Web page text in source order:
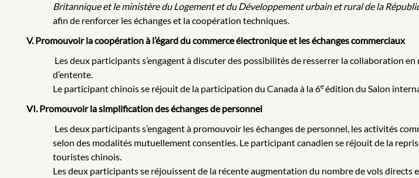
Britannique et le ministère du Logement et du Développement urbain et rural de la
afin de renforcer les échanges et la coopération techniques.
V. Promouvoir la coopération à l’égard du commerce électronique et les échanges commerciaux
Les deux participants s’engagent à discuter des possibilités de resserrer la collaboration
d’entente.
Le participant chinois se réjouit de la participation du Canada à la 6eédition du Salon
VI. Promouvoir la simplification des échanges de personnel
Les deux participants s’engagent à promouvoir les échanges de personnel, les activités
selon des modalités mutuellement consenties. Le participant canadien se réjouit de la
touristes chinois.
Les deux participants se réjouissent de la récente augmentation du nombre de vols directs